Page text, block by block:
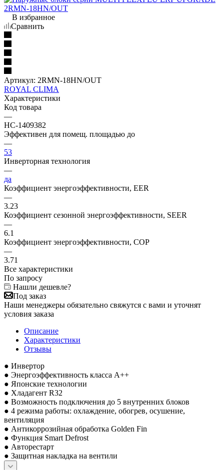
В избранное
Сравнить
Артикул: 2RMN-18HN/OUT
ROYAL CLIMA
Характеристики
Код товара
—
НС-1409382
Эффективен для помещ. площадью до
—
53
Инверторная технология
—
да
Коэффициент энергоэффективности, EER
—
3.23
Коэффициент сезонной энергоэффективности, SEER
—
6.1
Коэффициент энергоэффективности, COP
—
3.71
Все характеристики
По запросу
Нашли дешевле?
Под заказ
Наши менеджеры обязательно свяжутся с вами и уточнят
условия заказа
Описание
Характеристики
Отзывы
● Инвертор
● Энергоэффективность класса А++
● Японские технологии
● Хладагент R32
● Возможность подключения до 5 внутренних блоков
● 4 режима работы: охлаждение, обогрев, осушение,
вентиляция
● Антикоррозийная обработка Golden Fin
● Функция Smart Defrost
● Авторестарт
● Защитная накладка на вентили